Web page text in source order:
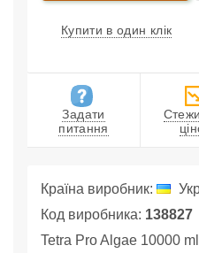
Купити в один клік
Задати
питання
Країна виробник:
Код виробника: 138827
Tetra Pro Algae 10000